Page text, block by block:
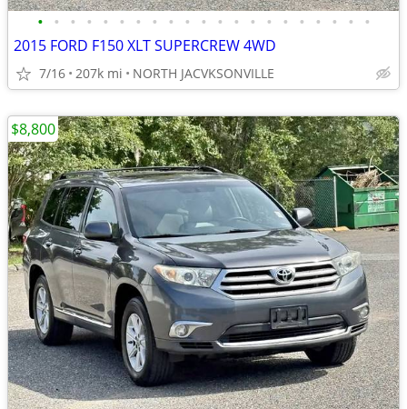
• • • • • • • • • • • • • • • • • • • • •
2015 FORD F150 XLT SUPERCREW 4WD
7/16 207k mi NORTH JACVKSONVILLE
$8,800